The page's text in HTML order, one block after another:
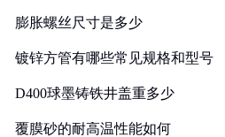
膨胀螺丝尺寸是多少
镀锌方管有哪些常见规格和型号
D400球墨铸铁井盖重多少
覆膜砂的耐高温性能如何